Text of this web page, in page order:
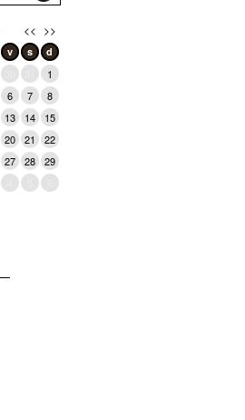
<< >>
v s d
1
6 7
8
13 14
15
20 21
22
27 28
29